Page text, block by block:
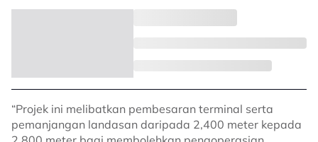
“Projek ini melibatkan pembesaran terminal serta
pemanjangan landasan daripada 2,400 meter kepada